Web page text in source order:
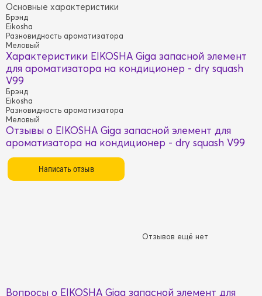
Основные характеристики
Брэнд
Eikosha
Разновидность ароматизатора
Меловый
Характеристики EIKOSHA Giga запасной элемент
для ароматизатора на кондиционер - dry squash
V99
Брэнд
Eikosha
Разновидность ароматизатора
Меловый
Отзывы о EIKOSHA Giga запасной элемент для
ароматизатора на кондиционер - dry squash V99
Отзывов ещё нет
Вопросы о EIKOSHA Giga запасной элемент для